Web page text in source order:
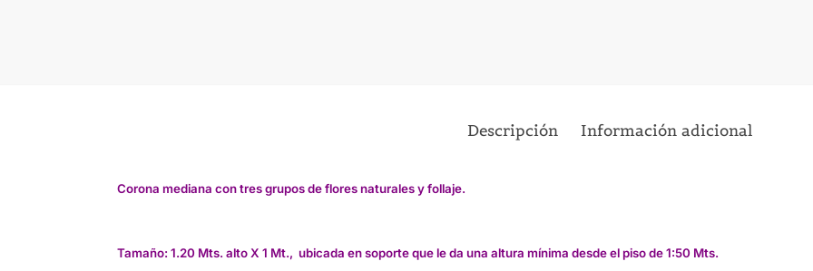
Descripción Información adicional
Corona mediana con tres grupos de flores naturales y follaje.
Tamaño: 1.20 Mts. alto X 1 Mt., ubicada en soporte que le da una altura mínima desde el piso de 1:50 Mts.